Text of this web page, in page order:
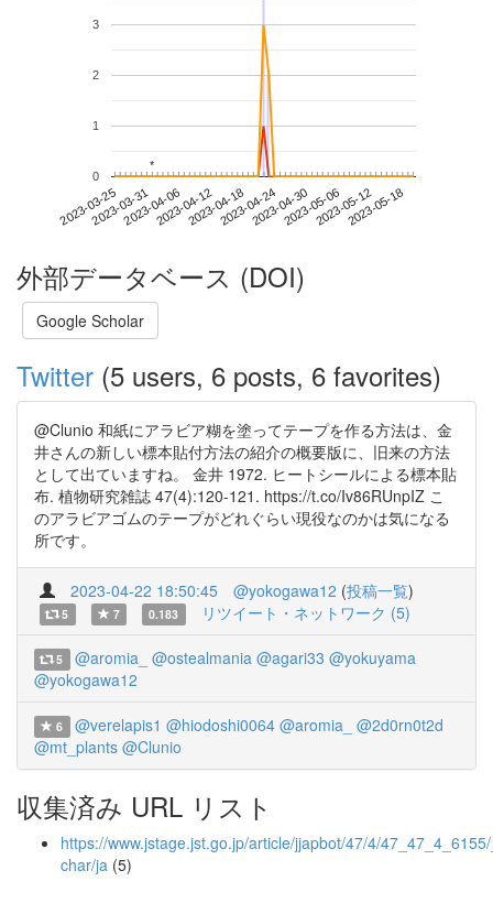
2023-03-252023-03-312023-04-062023-04-122023-04-182023-04-242023-04-302023-05-062023-05-122023-05-18
0
1
2
3
**
外部データベース (DOI)
Google Scholar
Twitter (5 users, 6 posts, 6 favorites)
@Clunio 和紙にアラビア糊を塗ってテープを作る方法は、金
井さんの新しい標本貼付方法の紹介の概要版に、旧来の方法
として出ていますね。 金井 1972. ヒートシールによる標本貼
布. 植物研究雑誌 47(4):120-121. https://t.co/Iv86RUnpIZ こ
のアラビアゴムのテープがどれぐらい現役なのかは気になる
所です。
2023-04-22 18:50:45 @yokogawa12 (投稿一覧)
5 7 0.183 リツイート・ネットワーク (5)
5 @aromia_ @ostealmania @agari33 @yokuyama
@yokogawa12
6 @verelapis1 @hiodoshi0064 @aromia_ @2d0rn0t2d
@mt_plants @Clunio
収集済み URL リスト
https://www.jstage.jst.go.jp/article/jjapbot/47/4/
char/ja (5)